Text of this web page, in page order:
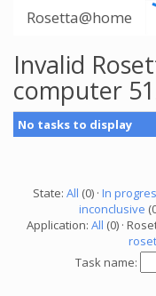
Rosetta@home
Invalid
computer
No tasks to display
State: All (0) · In
inconclusive
Application: All (0) ·
Task name: